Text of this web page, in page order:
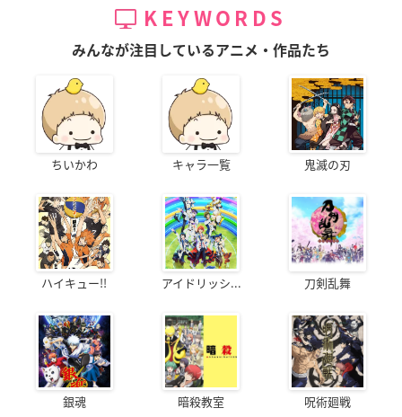
KEYWORDS
みんなが注目しているアニメ・作品たち
ちいかわ キャラ一覧 鬼滅の刃
ハイキュー!! アイドリッシ... 刀剣乱舞
銀魂 暗殺教室 呪術廻戦